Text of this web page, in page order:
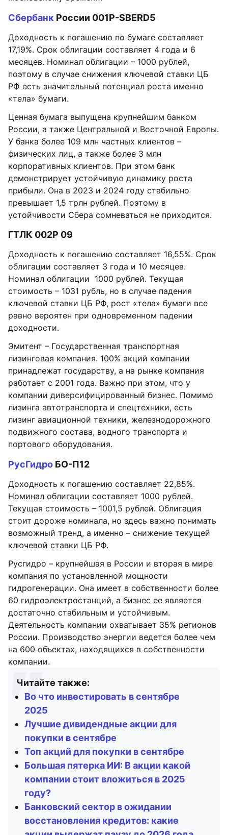
Сбербанк России 001Р-SBERD5
Доходность к погашению по бумаге составляет
17,19%. Срок облигации составляет 4 года и 6
месяцев. Номинал облигации – 1000 рублей,
поэтому в случае снижения ключевой ставки ЦБ
РФ есть значительный потенциал роста именно
«тела» бумаги.
Ценная бумага выпущена крупнейшим банком
России, а также Центральной и Восточной Европы.
У банка более 109 млн частных клиентов –
физических лиц, а также более 3 млн
корпоративных клиентов. При этом банк
демонстрирует устойчивую динамику роста
прибыли. Она в 2023 и 2024 году стабильно
превышает 1,5 трлн рублей. Поэтому в
устойчивости Сбера сомневаться не приходится.
ГТЛК 002P 09
Доходность к погашению составляет 16,55%. Срок
облигации составляет 3 года и 10 месяцев.
Номинал облигации 1000 рублей. Текущая
стоимость – 1031 рубль, но в случае падения
ключевой ставки ЦБ РФ, рост «тела» бумаги все
равно вероятен при одновременном падении
доходности.
Эмитент – Государственная транспортная
лизинговая компания. 100% акций компании
принадлежат государству, а на рынке компания
работает с 2001 года. Важно при этом, что у
компании диверсифицированный бизнес. Помимо
лизинга автотранспорта и спецтехники, есть
лизинг авиационной техники, железнодорожного
подвижного состава, водного транспорта и
портового оборудования.
РусГидро БО-П12
Доходность к погашению составляет 22,85%.
Номинал облигации составляет 1000 рублей.
Текущая стоимость – 1001,5 рублей. Облигация
стоит дороже номинала, но здесь важно понимать
возможный тренд, а именно – снижение текущей
ключевой ставки ЦБ РФ.
Русгидро – крупнейшая в России и вторая в мире
компания по установленной мощности
гидрогенерации. Она имеет в собственности более
60 гидроэлектростанций, а бизнес ее является
достаточно стабильным и устойчивым.
Деятельность компании охватывает 35% регионов
России. Производство энергии ведется более чем
на 600 объектах, находящихся в собственности
компании.
Читайте также:
Во что инвестировать в сентябре
2025
Лучшие дивидендные акции для
покупки в сентябре
Топ акций для покупки в сентябре
Большая пятерка ИИ: В акции какой
компании стоит вложиться в 2025
году?
Банковский сектор в ожидании
восстановления кредитов: какие